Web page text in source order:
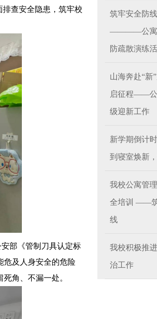
排查安全隐患，筑牢校
部《管制刀具认定标
危及人身安全的危险
角、不漏一处。
筑牢安全防
————公寓
防疏散演练
山海奔赴“新
启征程——公
级迎新工作
新学期倒计
到寝室焕新
我校公寓管
全培训 ——
线
我校积极推
治工作